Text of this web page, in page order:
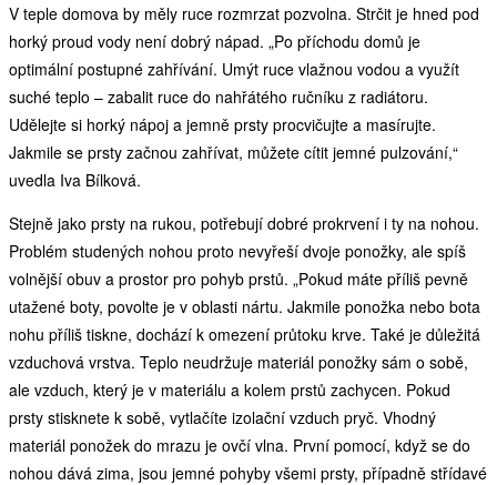
V teple domova by měly ruce rozmrzat pozvolna. Strčit je hned pod
horký proud vody není dobrý nápad. „Po příchodu domů je
optimální postupné zahřívání. Umýt ruce vlažnou vodou a využít
suché teplo – zabalit ruce do nahřátého ručníku z radiátoru.
Udělejte si horký nápoj a jemně prsty procvičujte a masírujte.
Jakmile se prsty začnou zahřívat, můžete cítit jemné pulzování,“
uvedla Iva Bílková.
Stejně jako prsty na rukou, potřebují dobré prokrvení i ty na nohou.
Problém studených nohou proto nevyřeší dvoje ponožky, ale spíš
volnější obuv a prostor pro pohyb prstů. „Pokud máte příliš pevně
utažené boty, povolte je v oblasti nártu. Jakmile ponožka nebo bota
nohu příliš tiskne, dochází k omezení průtoku krve. Také je důležitá
vzduchová vrstva. Teplo neudržuje materiál ponožky sám o sobě,
ale vzduch, který je v materiálu a kolem prstů zachycen. Pokud
prsty stisknete k sobě, vytlačíte izolační vzduch pryč. Vhodný
materiál ponožek do mrazu je ovčí vlna. První pomocí, když se do
nohou dává zima, jsou jemné pohyby všemi prsty, případně střídavé